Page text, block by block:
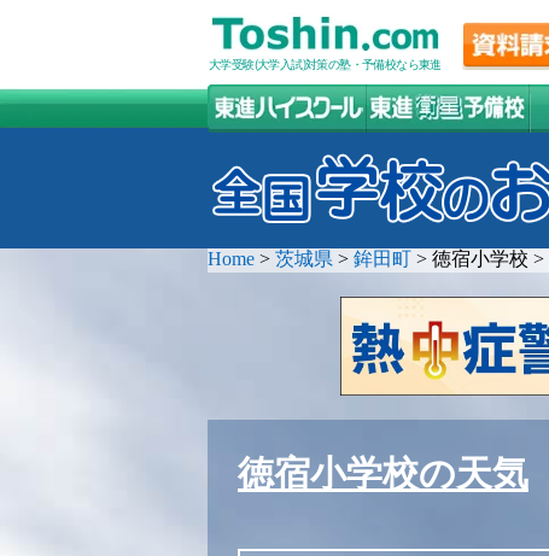
大学受験(大学入試)対策の塾・予備校なら東進
Home > 茨城県 > 鉾田町 > 徳宿小学校 >
徳宿小学校の天気